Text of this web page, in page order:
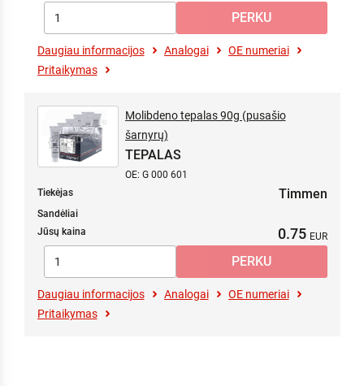
Daugiau informacijos Analogai
OE numeriai
Pritaikymas
Molibdeno tepalas 90g (pusašio
šarnyrų)
TEPALAS
OE: G 000 601
Tiekėjas
Timmen
Sandėliai
Jūsų kaina
0.75
Daugiau informacijos Analogai
OE numeriai
Pritaikymas